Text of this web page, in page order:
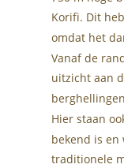
Korifi. Dit
omdat het
Vanaf de
uitzicht aan
Hier staan
bekend is en
traditionele